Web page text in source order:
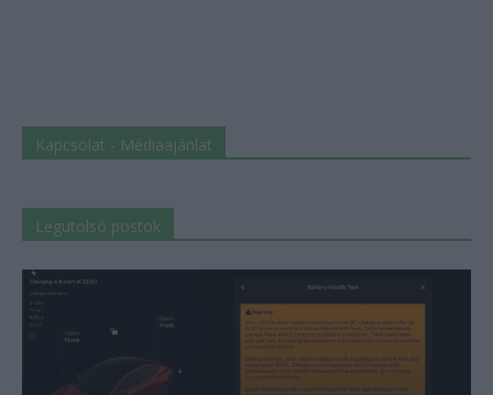
Kapcsolat - Médiaajánlat
Legutolsó postok